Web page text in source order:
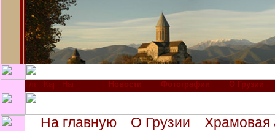
Новости Фотографии О Грузии
На главную О Грузии Храмовая